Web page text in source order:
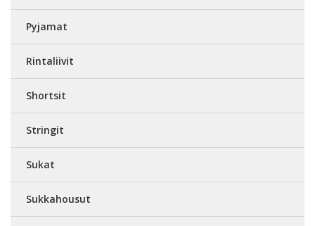
Pyjamat
Rintaliivit
Shortsit
Stringit
Sukat
Sukkahousut